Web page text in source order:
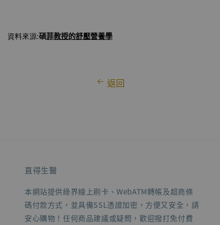
資料來源:碩菲教授的舒壓營養學
返回
直得生醫
本網站提供綠界線上刷卡、WebATM轉帳及超商條
碼付款方式，並具備SSL憑證加密，方便又安全，請
安心購物！任何商品建議或疑問，歡迎撥打免付費